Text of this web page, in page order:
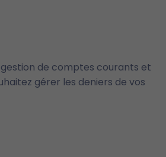
de comptes courants et
gérer les deniers de vos